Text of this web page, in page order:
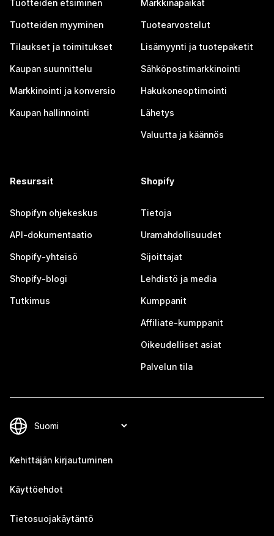
Tuotteiden etsiminen
Tuotteiden myyminen
Tilaukset ja toimitukset
Kaupan suunnittelu
Markkinointi ja konversio
Kaupan hallinnointi
Markkinapaikat
Tuotearvostelut
Lisämyynti ja tuotepaketit
Sähköpostimarkkinointi
Hakukoneoptimointi
Lähetys
Valuutta ja käännös
Resurssit
Shopifyn ohjekeskus
API-dokumentaatio
Shopify-yhteisö
Shopify-blogi
Tutkimus
Shopify
Tietoja
Uramahdollisuudet
Sijoittajat
Lehdistö ja media
Kumppanit
Affiliate-kumppanit
Oikeudelliset asiat
Palvelun tila
Kehittäjän kirjautuminen
Käyttöehdot
Tietosuojakäytäntö